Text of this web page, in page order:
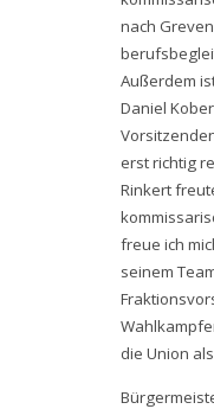
nach
Außerdem
Daniel
erst richtig
Rinkert
freue ich
seinem
die Union